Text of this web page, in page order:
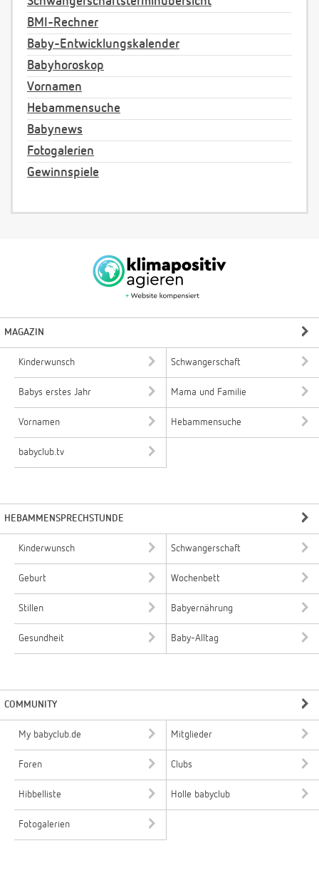
BMI-Rechner
Baby-Entwicklungskalender
Babyhoroskop
Vornamen
Hebammensuche
Babynews
Fotogalerien
Gewinnspiele
MAGAZIN
Kinderwunsch Schwangerschaft
Babys erstes Jahr Mama und Familie
Vornamen Hebammensuche
babyclub.tv
HEBAMMENSPRECHSTUNDE
Kinderwunsch Schwangerschaft
Geburt Wochenbett
Stillen Babyernährung
Gesundheit Baby-Alltag
COMMUNITY
My babyclub.de Mitglieder
Foren Clubs
Hibbelliste Holle babyclub
Fotogalerien